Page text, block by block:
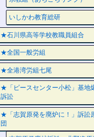
いしかわ教育総研
★石川県高等学校教職員組合
★全国一般労組
★全港湾労組七尾
★「ピースセンター小松」基地
訴訟
★「志賀原発を廃炉に！」訴訟
団